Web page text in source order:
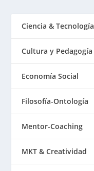
Ciencia & Tecnología
Cultura y Pedagogía
Economía Social
Filosofía-Ontología
Mentor-Coaching
MKT & Creatividad